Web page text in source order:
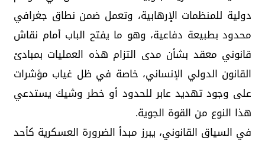
دولية للمنظمات الإرهابية، وتعمل ضمن نطاق جغرافي
محدود بطبيعة دفاعية، وهو ما يفتح الباب أمام نقاش
قانوني معقد بشأن مدى التزام هذه العمليات بمبادئ
القانون الدولي الإنساني، خاصة في ظل غياب مؤشرات
على وجود تهديد عابر للحدود أو خطر وشيك يستدعي
هذا النوع من القوة الجوية.
في السياق القانوني، يبرز مبدأ الضرورة العسكرية كأحد